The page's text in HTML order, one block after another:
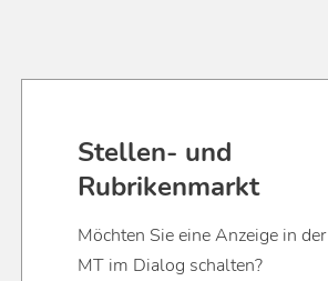
Stellen- und
Rubrikenmarkt
Möchten Sie eine Anzeige in der
MT im Dialog schalten?